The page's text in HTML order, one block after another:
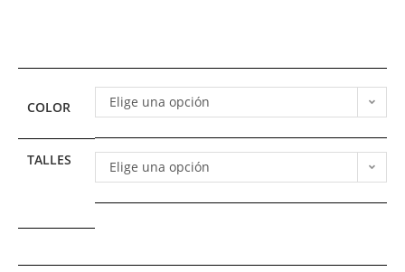
COLOR Elige una opción
TALLES Elige una opción